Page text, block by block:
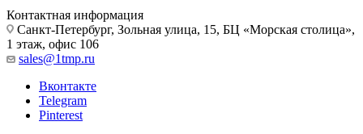
Контактная информация
Санкт-Петербург, Зольная улица, 15, БЦ «Морская столица»,
1 этаж, офис 106
sales@1tmp.ru
Вконтакте
Telegram
Pinterest